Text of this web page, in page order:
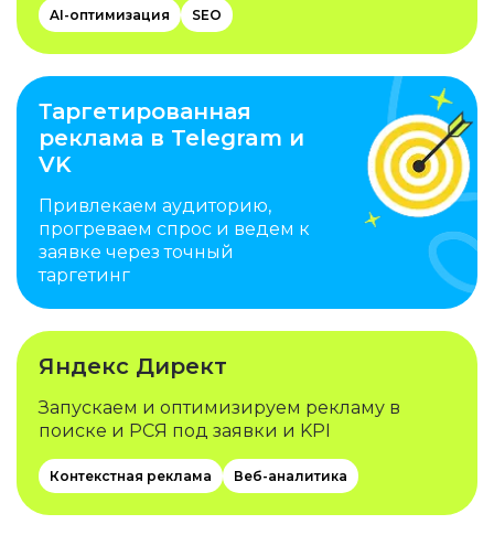
Таргетированная
реклама в Telegram и
VK
Привлекаем аудиторию,
прогреваем спрос и ведем к
заявке через точный
таргетинг
AI-оптимизация SEO
Яндекс Директ
Запускаем и оптимизируем рекламу в
поиске и РСЯ под заявки и KPI
Контекстная реклама Веб-аналитика